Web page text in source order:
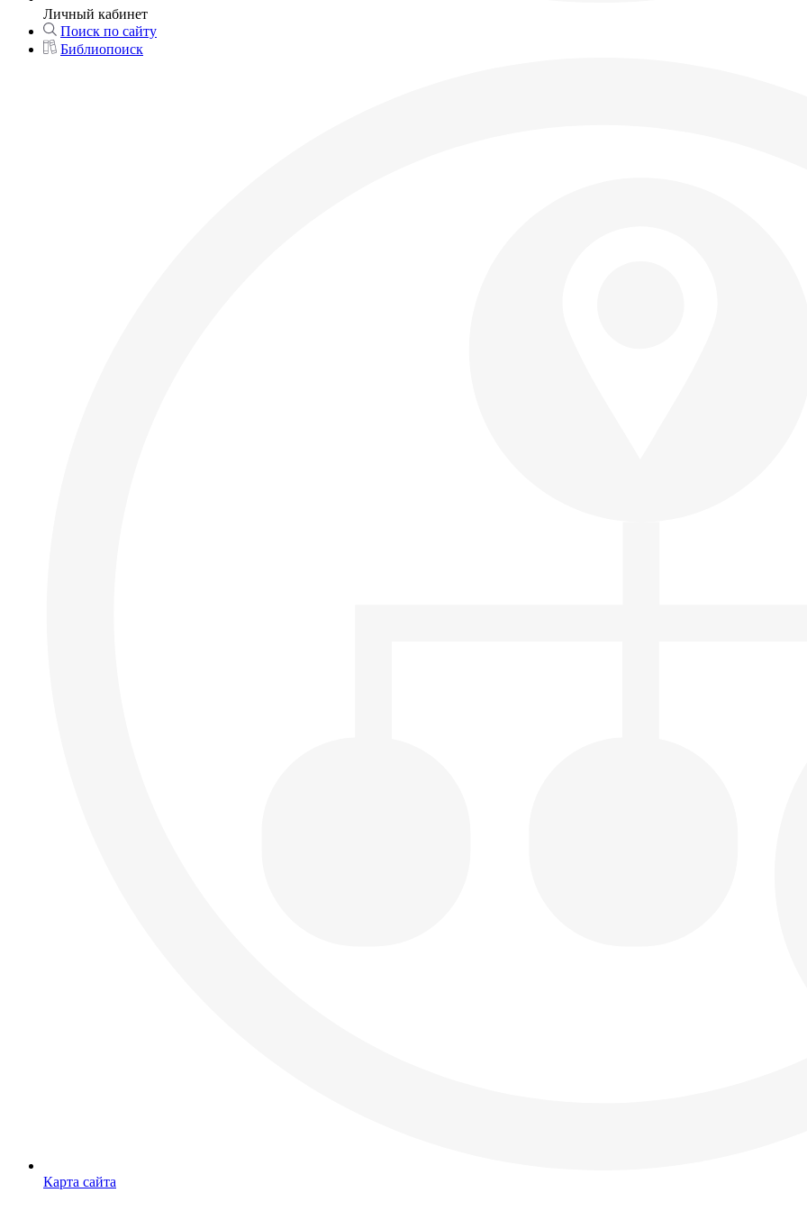
Личный кабинет
Поиск по сайту
Библиопоиск
Карта сайта